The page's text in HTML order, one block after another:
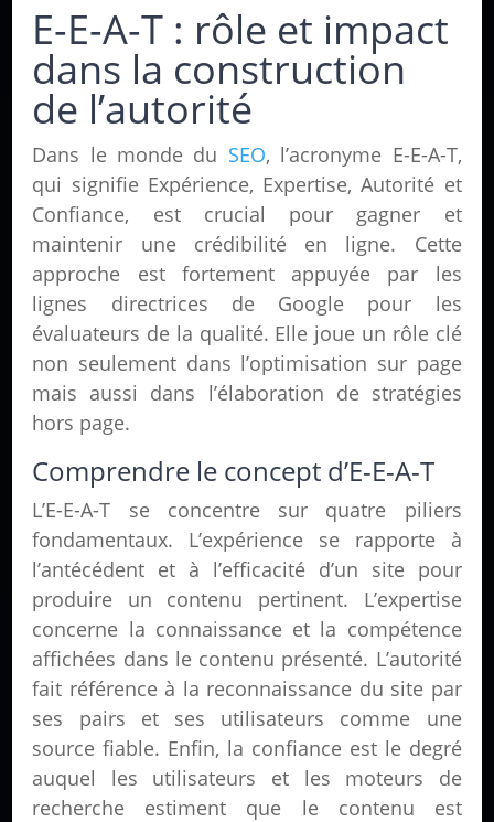
E-E-A-T : rôle et impact
dans la construction
de l’autorité
Dans le monde du SEO, l’acronyme E-E-A-T,
qui signifie Expérience, Expertise, Autorité et
Confiance, est crucial pour gagner et
maintenir une crédibilité en ligne. Cette
approche est fortement appuyée par les
lignes directrices de Google pour les
évaluateurs de la qualité. Elle joue un rôle clé
non seulement dans l’optimisation sur page
mais aussi dans l’élaboration de stratégies
hors page.
Comprendre le concept d’E-E-A-T
L’E-E-A-T se concentre sur quatre piliers
fondamentaux. L’expérience se rapporte à
l’antécédent et à l’efficacité d’un site pour
produire un contenu pertinent. L’expertise
concerne la connaissance et la compétence
affichées dans le contenu présenté. L’autorité
fait référence à la reconnaissance du site par
ses pairs et ses utilisateurs comme une
source fiable. Enfin, la confiance est le degré
auquel les utilisateurs et les moteurs de
recherche estiment que le contenu est